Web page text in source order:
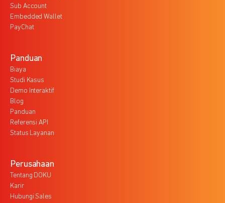
Sub Account
Embedded Wallet
PayChat
Panduan
Biaya
Studi Kasus
Demo Interaktif
Blog
Panduan
Referensi API
Status Layanan
Perusahaan
Tentang DOKU
Karir
Hubungi Sales